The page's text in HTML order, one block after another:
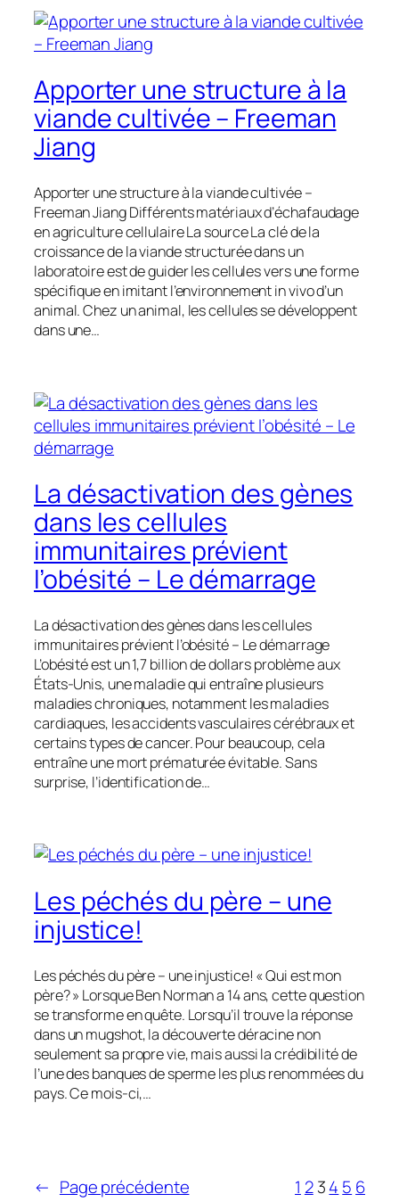
Apporter une structure à la
viande cultivée – Freeman
Jiang
Apporter une structure à la viande cultivée –
Freeman Jiang Différents matériaux d’échafaudage
en agriculture cellulaire La source La clé de la
croissance de la viande structurée dans un
laboratoire est de guider les cellules vers une forme
spécifique en imitant l’environnement in vivo d’un
animal. Chez un animal, les cellules se développent
dans une…
La désactivation des gènes
dans les cellules
immunitaires prévient
l’obésité – Le démarrage
La désactivation des gènes dans les cellules
immunitaires prévient l’obésité – Le démarrage
L’obésité est un 1,7 billion de dollars problème aux
États-Unis, une maladie qui entraîne plusieurs
maladies chroniques, notamment les maladies
cardiaques, les accidents vasculaires cérébraux et
certains types de cancer. Pour beaucoup, cela
entraîne une mort prématurée évitable. Sans
surprise, l’identification de…
Les péchés du père – une
injustice!
Les péchés du père – une injustice! « Qui est mon
père? » Lorsque Ben Norman a 14 ans, cette question
se transforme en quête. Lorsqu’il trouve la réponse
dans un mugshot, la découverte déracine non
seulement sa propre vie, mais aussi la crédibilité de
l’une des banques de sperme les plus renommées du
pays. Ce mois-ci,…
← Page précédente 1 2 34 5 6